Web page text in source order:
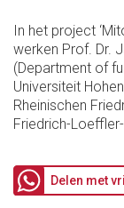
In het project
werken Prof. Dr.
(Department of
Universiteit
Rheinischen
Friedrich-
Delen met